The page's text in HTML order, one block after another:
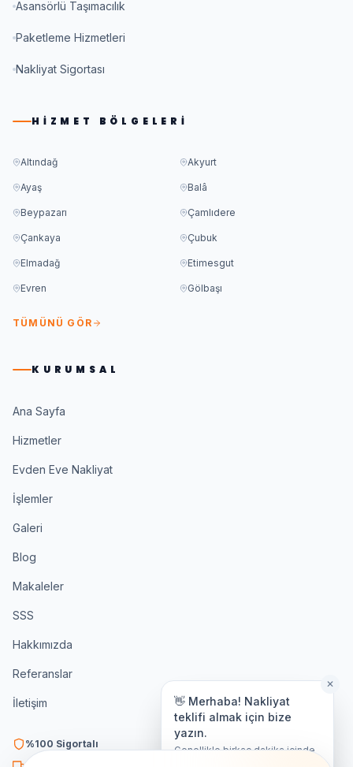
Asansörlü Taşımacılık
Paketleme Hizmetleri
Nakliyat Sigortası
HIZMET BÖLGELERI
Altındağ Akyurt
Ayaş Balâ
Beypazarı Çamlıdere
Çankaya Çubuk
Elmadağ Etimesgut
Evren Gölbaşı
TÜMÜNÜ GÖR
KURUMSAL
Ana Sayfa
Hizmetler
Evden Eve Nakliyat
İşlemler
Galeri
Blog
Makaleler
SSS
Hakkımızda
Referanslar
İletişim
%100 Sigortalı
✕
👋 Merhaba! Nakliyat
teklifi almak için bize
yazın.
Genellikle birkaç dakika içinde